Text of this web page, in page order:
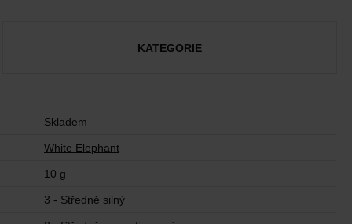
KATEGORIE
Skladem
White Elephant
10 g
3 - Středně silný